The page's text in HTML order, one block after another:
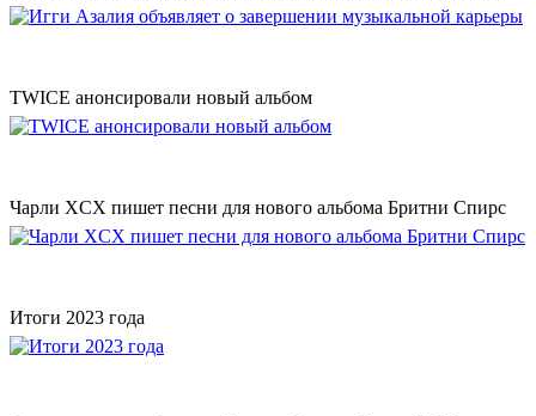
TWICE анонсировали новый альбом
Чарли XCX пишет песни для нового альбома Бритни Спирс
Итоги 2023 года